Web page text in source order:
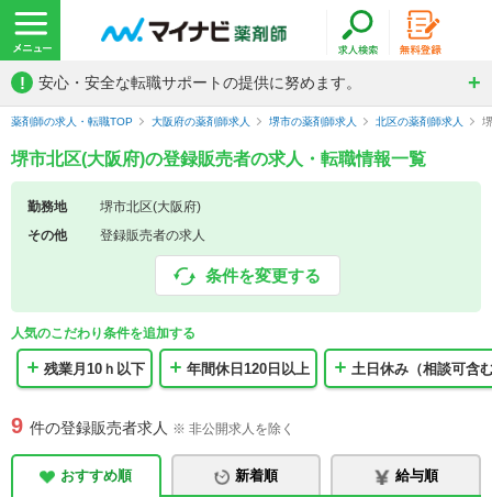
! 安心・安全な転職サポートの提供に努めます。
薬剤師の求人・転職TOP 大阪府の薬剤師求人 堺市の薬剤師求人 北区の薬剤師求人
堺市北区(大阪府)の登録販売者の求人・転職情報一覧
勤務地
堺市北区(大阪府)
その他
登録販売者の求人
条件を変更する
人気のこだわり条件を追加する
残業月10ｈ以下 年間休日120日以上 土日休み（相談可含
9 件の登録販売者求人 ※ 非公開求人を除く
おすすめ順 新着順 給与順